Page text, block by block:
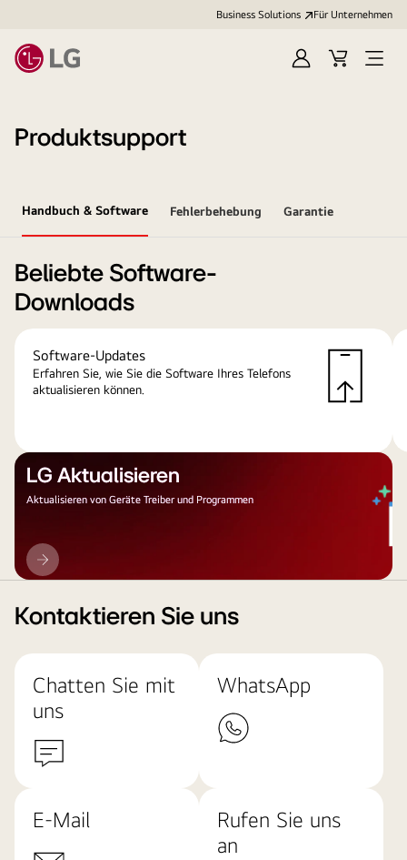
Business Solutions Für Unternehmen
Anmelden
Cart
Open
Produktsupport
Handbuch & Software Fehlerbehebung Garantie
Beliebte Software-
Downloads
Software-Updates
Erfahren Sie, wie Sie die Software Ihres Telefons
aktualisieren können.
LG Aktualisieren
Aktualisieren von Geräte Treiber und Programmen
LG
Aktualisieren
Kontaktieren Sie uns
Chatten Sie mit
uns
WhatsApp
E-Mail
Rufen Sie uns
an